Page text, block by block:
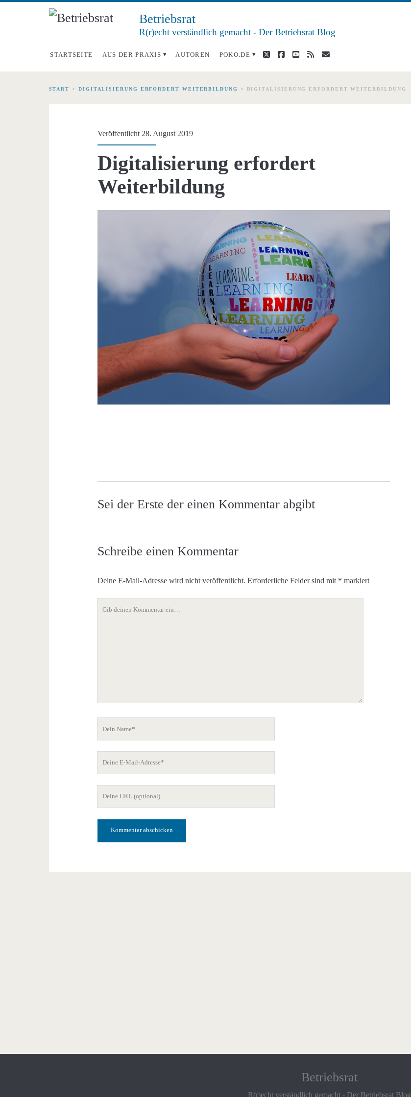
Betriebsrat
R(r)echt verständlich gemacht - Der Betriebsrat Blog
STARTSEITE AUS DER PRAXIS AUTOREN POKO.DE twitterfacebook
youtube
rss E-
Mail
START > DIGITALISIERUNG ERFORDERT WEITERBILDUNG > DIGITALISIERUNG ERFORDERT WEITERBILDUNG
Veröffentlicht 28. August 2019
Digitalisierung erfordert
Weiterbildung
Sei der Erste der einen Kommentar abgibt
Schreibe einen Kommentar
Deine E-Mail-Adresse wird nicht veröffentlicht. Erforderliche Felder sind mit * markiert
Adresse
Betriebsrat
R(r)echt verständlich gemacht - Der Betriebsrat Blog